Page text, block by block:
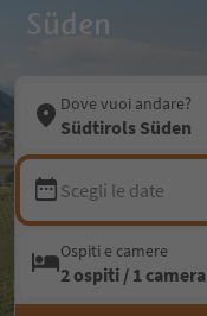
Süden
Dove vuoi andare?
Südtirols Süden
Scegli le date
Ospiti e camere
2 ospiti / 1 camera